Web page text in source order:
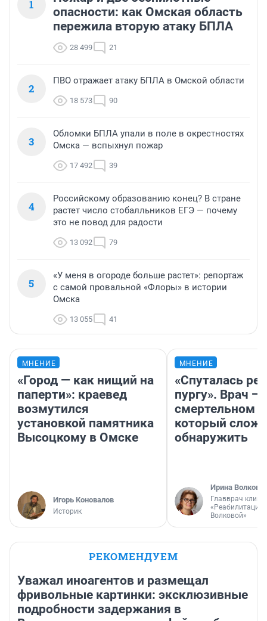
1
опасности: как Омская область
пережила вторую атаку БПЛА
28 499 21
2
ПВО отражает атаку БПЛА в Омской области
18 573 90
3
Обломки БПЛА упали в поле в окрестностях
Омска — вспыхнул пожар
17 492 39
4
Российскому образованию конец? В стране
растет число стобалльников ЕГЭ — почему
это не повод для радости
13 092 79
5
«У меня в огороде больше растет»: репортаж
с самой провальной «Флоры» в истории
Омска
13 055 41
МНЕНИЕ
«Город — как нищий на
паперти»: краевед
возмутился
установкой памятника
Высоцкому в Омске
Игорь Коновалов
Историк
МНЕНИЕ
«Спуталась
пургу». Врач —
смертельном
который
обнаружить
Ирина Волкова
Главврач
«Реабилитация
Волковой»
РЕКОМЕНДУЕМ
Уважал иноагентов и размещал
фривольные картинки: эксклюзивные
подробности задержания в